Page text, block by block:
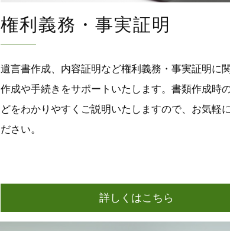
権利義務・事実証明
遺言書作成、内容証明など権利義務・事実証明に
作成や手続きをサポートいたします。書類作成時
どをわかりやすくご説明いたしますので、お気軽
ださい。
詳しくはこちら